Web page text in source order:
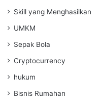
Skill yang Menghasilkan
UMKM
Sepak Bola
Cryptocurrency
hukum
Bisnis Rumahan